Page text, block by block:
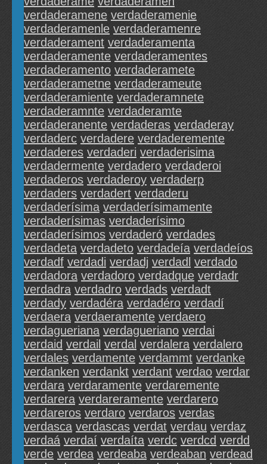
verdaderamene verdaderamenie
verdaderamenle verdaderamenre
verdaderament verdaderamenta
verdaderamente verdaderamentes
verdaderamento verdaderamete
verdaderametne verdaderameute
verdaderamiente verdaderamnete
verdaderamnte verdaderamte
verdaderanente verdaderas verdaderay
verdaderc verdadere verdaderemente
verdaderes verdaderi verdaderisima
verdadermente verdadero verdaderoi
verdaderos verdaderoy verdaderp
verdaders verdadert verdaderu
verdaderísima verdaderísimamente
verdaderísimas verdaderísimo
verdaderísimos verdaderó verdades
verdadeta verdadeto verdadeía verdadeíos
verdadf verdadi verdadj verdadl verdado
verdadora verdadoro verdadque verdadr
verdadra verdadro verdads verdadt
verdady verdadéra verdadéro verdadí
verdaera verdaeramente verdaero
verdagueriana verdagueriano verdai
verdaid verdail verdal verdalera verdalero
verdales verdamente verdammt verdanke
verdanken verdankt verdant verdao verdar
verdara verdaramente verdaremente
verdarera verdareramente verdarero
verdareros verdaro verdaros verdas
verdasca verdascas verdat verdau verdaz
verdaá verdaí verdaíta verdc verdcd verdd
verde verdea verdeaba verdeaban verdead